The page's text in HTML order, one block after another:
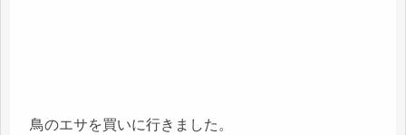
鳥のエサを買いに行きました。